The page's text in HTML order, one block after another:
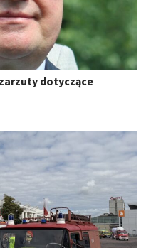
dotyczące